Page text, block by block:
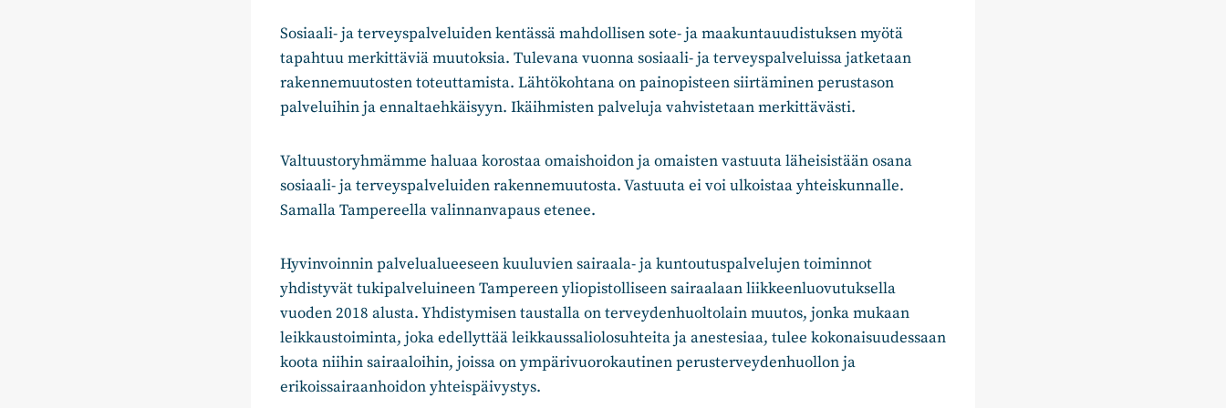
Sosiaali- ja terveyspalveluiden kentässä mahdollisen sote- ja maakuntauudistuksen myötä
tapahtuu merkittäviä muutoksia. Tulevana vuonna sosiaali- ja terveyspalveluissa jatketaan
rakennemuutosten toteuttamista. Lähtökohtana on painopisteen siirtäminen perustason
palveluihin ja ennaltaehkäisyyn. Ikäihmisten palveluja vahvistetaan merkittävästi.
Valtuustoryhmämme haluaa korostaa omaishoidon ja omaisten vastuuta läheisistään osana
sosiaali- ja terveyspalveluiden rakennemuutosta. Vastuuta ei voi ulkoistaa yhteiskunnalle.
Samalla Tampereella valinnanvapaus etenee.
Hyvinvoinnin palvelualueeseen kuuluvien sairaala- ja kuntoutuspalvelujen toiminnot
yhdistyvät tukipalveluineen Tampereen yliopistolliseen sairaalaan liikkeenluovutuksella
vuoden 2018 alusta. Yhdistymisen taustalla on terveydenhuoltolain muutos, jonka mukaan
leikkaustoiminta, joka edellyttää leikkaussaliolosuhteita ja anestesiaa, tulee kokonaisuudessaan
koota niihin sairaaloihin, joissa on ympärivuorokautinen perusterveydenhuollon ja
erikoissairaanhoidon yhteispäivystys.